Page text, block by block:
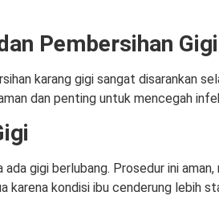
Pembersihan
karang gigi sangat disarankan
dan penting untuk mencegah
ada gigi berlubang. Prosedur ini aman,
karena kondisi ibu cenderung lebih